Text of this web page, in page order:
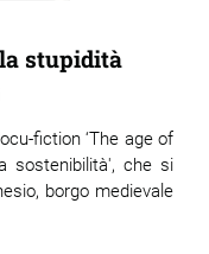
stupidità
fiction ‘The age of
sostenibilità', che si
borgo medievale